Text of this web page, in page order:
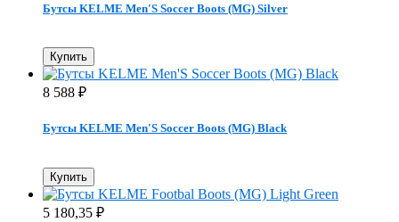
Бутсы KELME Men'S Soccer Boots (MG) Silver
Купить
8 588 ₽
Бутсы KELME Men'S Soccer Boots (MG) Black
Купить
5 180,35 ₽